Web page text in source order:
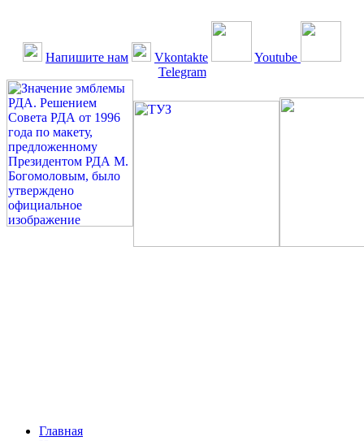
Напишите нам Vkontakte
Youtube
Telegram
Главная